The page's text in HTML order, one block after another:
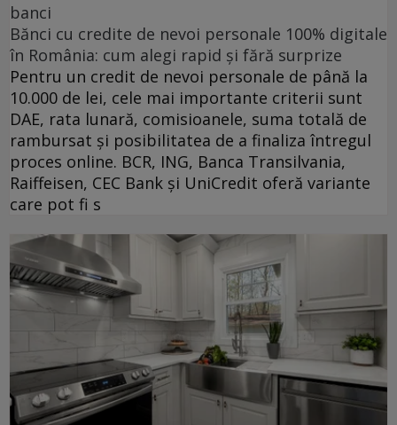
banci
Bănci cu credite de nevoi personale 100% digitale
în România: cum alegi rapid și fără surprize
Pentru un credit de nevoi personale de până la
10.000 de lei, cele mai importante criterii sunt
DAE, rata lunară, comisioanele, suma totală de
rambursat și posibilitatea de a finaliza întregul
proces online. BCR, ING, Banca Transilvania,
Raiffeisen, CEC Bank și UniCredit oferă variante
care pot fi s